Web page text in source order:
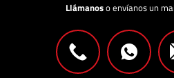
Llámanoso envíanos un